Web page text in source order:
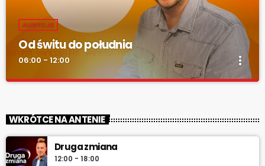
AUDYCJE
Od świtu do południa
06:00 - 12:00 more_vert
„Od świtu do południa” – poranny program Radia Vanessa od
poniedziałku do soboty w godz. 6:00–12:00. Jakub Koniński
serwuje lokalne informacje, pogodę, przegląd wydarzeń i
WKRÓTCE NA ANTENIE
Druga zmiana
12:00 - 18:00